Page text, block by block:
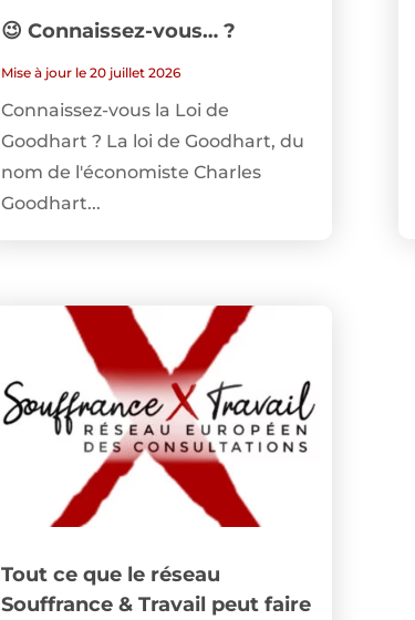
😉 Connaissez-vous… ?
Mise à jour le 20 juillet 2026
Connaissez-vous la Loi de
Goodhart ? La loi de Goodhart, du
nom de l'économiste Charles
Goodhart...
Tout ce que le réseau
Souffrance & Travail peut faire